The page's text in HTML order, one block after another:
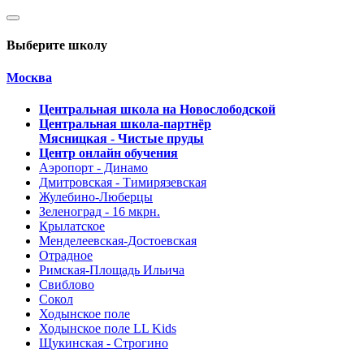
Выберите школу
Москва
Центральная школа на Новослободской
Центральная школа-партнёр
Мясницкая - Чистые пруды
Центр онлайн обучения
Аэропорт - Динамо
Дмитровская - Тимирязевская
Жулебино-Люберцы
Зеленоград - 16 мкрн.
Крылатское
Менделеевская-Достоевская
Отрадное
Римская-Площадь Ильича
Свиблово
Сокол
Ходынское поле
Ходынское поле LL Kids
Щукинская - Строгино